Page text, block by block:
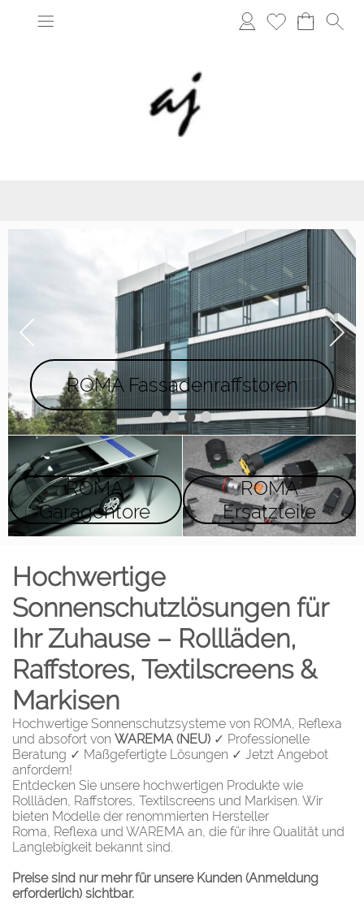
••••
ROMA Fassadenraffstoren
ROMA
Garagentore
ROMA
Ersatzteile
Hochwertige
Sonnenschutzlösungen für
Ihr Zuhause – Rollläden,
Raffstores, Textilscreens &
Markisen
Hochwertige Sonnenschutzsysteme von ROMA, Reflexa
und absofort von WAREMA (NEU) ✓ Professionelle
Beratung ✓ Maßgefertigte Lösungen ✓ Jetzt Angebot
anfordern!
Entdecken Sie unsere hochwertigen Produkte wie
Rollläden, Raffstores, Textilscreens und Markisen. Wir
bieten Modelle der renommierten Hersteller
Roma, Reflexa und WAREMA an, die für ihre Qualität und
Langlebigkeit bekannt sind.
Preise sind nur mehr für unsere Kunden (Anmeldung
erforderlich) sichtbar.